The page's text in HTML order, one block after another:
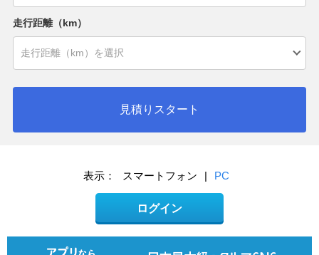
走行距離（km）
見積りスタート
表示： スマートフォン | PC
ログイン